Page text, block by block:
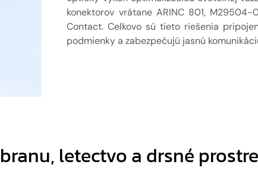
konektorov vrátane ARINC 801,
Contact. Celkovo sú tieto riešenia
podmienky a zabezpečujú jasnú
letectvo a drsné